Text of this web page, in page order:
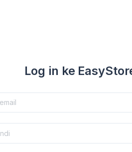
Log in ke